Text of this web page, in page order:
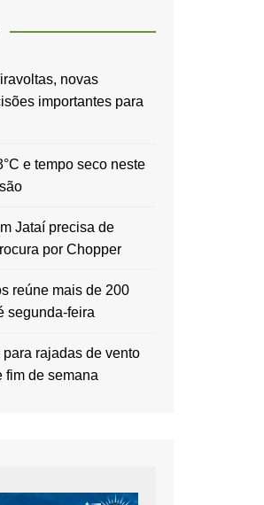
novas
importantes para
e tempo seco neste
Jataí precisa de
por Chopper
reúne mais de 200
segunda-feira
rajadas de vento
fim de semana